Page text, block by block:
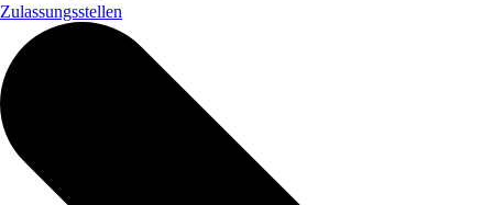
Zulassungsstellen